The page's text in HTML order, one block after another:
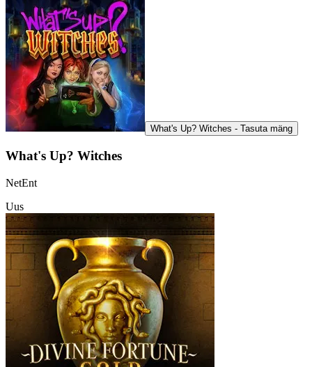
What's Up? Witches - Tasuta mäng
What's Up? Witches
NetEnt
Uus